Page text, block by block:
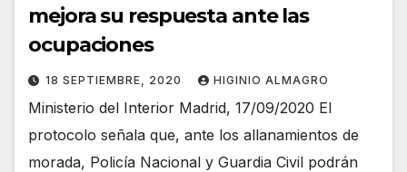
mejora su respuesta ante las
ocupaciones
18 SEPTIEMBRE, 2020 HIGINIO ALMAGRO
Ministerio del Interior Madrid, 17/09/2020 El
protocolo señala que, ante los allanamientos de
morada, Policía Nacional y Guardia Civil podrán